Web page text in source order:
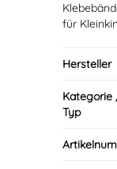
für
Hersteller
Kategorie
Typ